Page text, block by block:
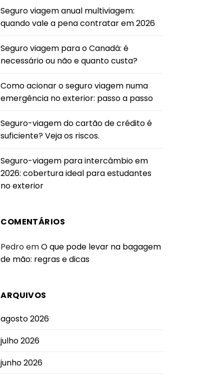
Seguro viagem anual multiviagem:
quando vale a pena contratar em 2026
Seguro viagem para o Canadá: é
necessário ou não e quanto custa?
Como acionar o seguro viagem numa
emergência no exterior: passo a passo
Seguro-viagem do cartão de crédito é
suficiente? Veja os riscos.
Seguro-viagem para intercâmbio em
2026: cobertura ideal para estudantes
no exterior
COMENTÁRIOS
PedroemO que pode levar na bagagem
de mão: regras e dicas
ARQUIVOS
agosto 2026
julho 2026
junho 2026